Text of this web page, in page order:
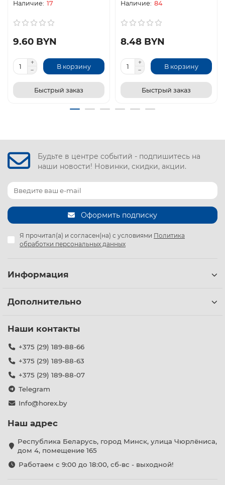
17
9.60 BYN
В корзину
Быстрый заказ
84
8.48 BYN
В корзину
Быстрый заказ
Будьте в центре событий - подпишитесь на
наши новости! Новинки, скидки, акции.
Оформить подписку
Я прочитал(а) и согласен(на) с условиями Политика
обработки персональных данных
Информация
Дополнительно
Наши контакты
+375 (29) 189-88-66
+375 (29) 189-88-63
+375 (29) 189-88-07
Telegram
Info@horex.by
Наш адрес
Республика Беларусь, город Минск, улица Чюрлёниса,
дом 4, помещение 165
Работаем с 9:00 до 18:00, сб-вс - выходной!